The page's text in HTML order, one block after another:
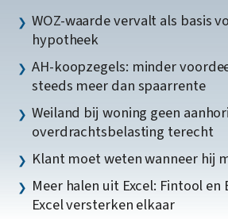
WOZ-waarde vervalt als basis
hypotheek
AH-koopzegels: minder
steeds meer dan spaarrente
Weiland bij woning geen
overdrachtsbelasting terecht
Klant moet weten wanneer hij
Meer halen uit Excel: Fintool
Excel versterken elkaar